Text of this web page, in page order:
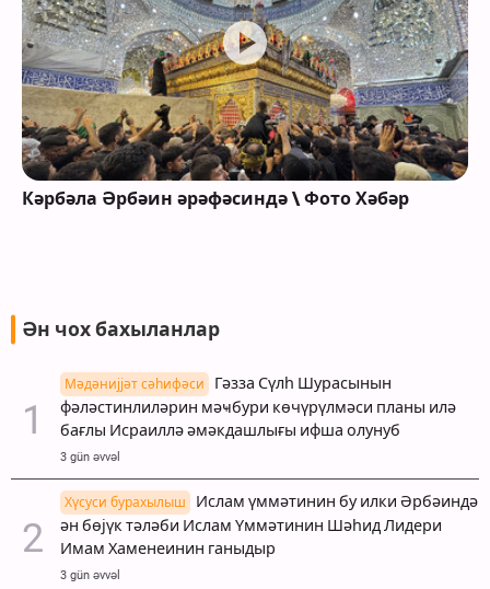
Кәрбәла Әрбәин әрәфәсиндә \ Фото Хәбәр
Ән чох бахыланлар
Мәдәнијјәт сәһифәси
Гәзза Сүлһ Шурасынын
фәләстинлиләрин мәҹбури көчүрүлмәси планы илә
бағлы Исраиллә әмәкдашлығы ифша олунуб
3 gün əvvəl
Хүсуси бурахылыш
Ислам үммәтинин бу илки Әрбәиндә
ән бөјүк тәләби Ислам Үммәтинин Шәһид Лидери
Имам Хаменеинин ганыдыр
3 gün əvvəl